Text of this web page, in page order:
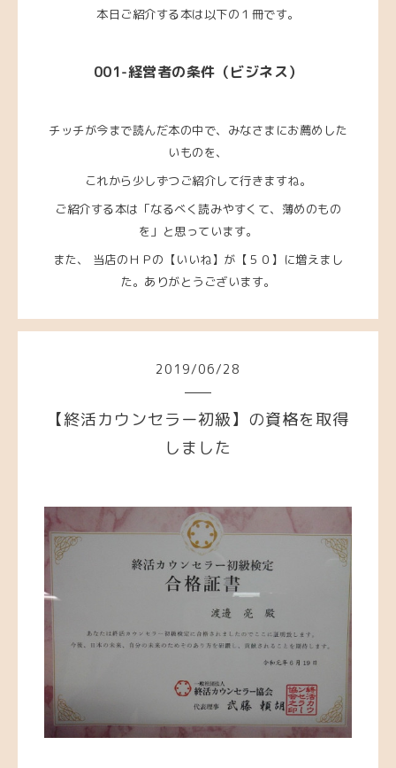
本日ご紹介する本は以下の１冊です。
001-経営者の条件（ビジネス）
チッチが今まで読んだ本の中で、みなさまにお薦めした
いものを、
これから少しずつご紹介して行きますね。
ご紹介する本は「なるべく読みやすくて、薄めのもの
を」と思っています。
また、 当店のＨＰの【いいね】が【５０】に増えまし
た。ありがとうございます。
2019/06/28
【終活カウンセラー初級】の資格を取得
しました